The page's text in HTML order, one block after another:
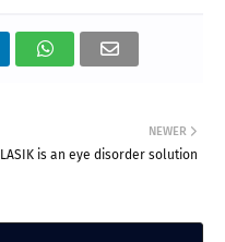
NEWER
LASIK is an eye disorder solution